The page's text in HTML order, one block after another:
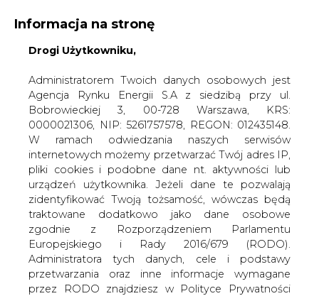
KONTAKT:
WYDAWCA PORTALU:
WYSOKI KONTRAST WIELKOŚĆ TEKSTU A A
ZALOGUJ SIĘ
Informacja na stronę
Drogi Użytkowniku,
Administratorem Twoich danych osobowych jest
Agencja Rynku Energii S.A z siedzibą przy ul.
Bobrowieckiej 3, 00-728 Warszawa, KRS:
0000021306, NIP: 5261757578, REGON: 012435148.
W ramach odwiedzania naszych serwisów
internetowych możemy przetwarzać Twój adres IP,
pliki cookies i podobne dane nt. aktywności lub
urządzeń użytkownika. Jeżeli dane te pozwalają
zidentyfikować Twoją tożsamość, wówczas będą
traktowane dodatkowo jako dane osobowe
zgodnie z Rozporządzeniem Parlamentu
Europejskiego i Rady 2016/679 (RODO).
Administratora tych danych, cele i podstawy
przetwarzania oraz inne informacje wymagane
przez RODO znajdziesz w Polityce Prywatności